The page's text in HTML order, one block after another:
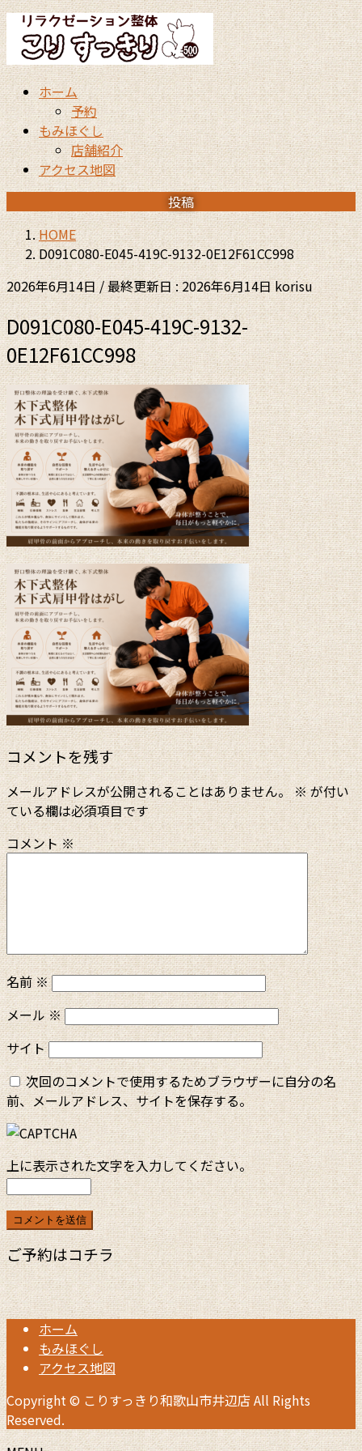
コ
ン
テ
ン
ツ
に
移
動
ナ
ビ
ゲ
ー
シ
ョ
ン
に
移
動
ホーム
予約
もみほぐし
店舗紹介
アクセス地図
投稿
HOME
D091C080-E045-419C-9132-0E12F61CC998
2026年6月14日/ 最終更新日 :2026年6月14日 korisu
D091C080-E045-419C-9132-
0E12F61CC998
コメントを残す
メールアドレスが公開されることはありません。※が付い
ている欄は必須項目です
コメント※
名前※
メール※
サイト
次回のコメントで使用するためブラウザーに自分の名
前、メールアドレス、サイトを保存する。
上に表示された文字を入力してください。
ご予約はコチラ
ホーム
もみほぐし
アクセス地図
Copyright © こりすっきり和歌山市井辺店 All Rights
Reserved.